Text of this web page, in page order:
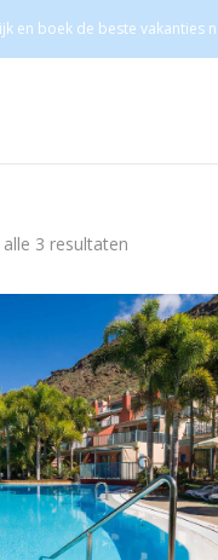
en boek de beste vakanties
3 resultaten